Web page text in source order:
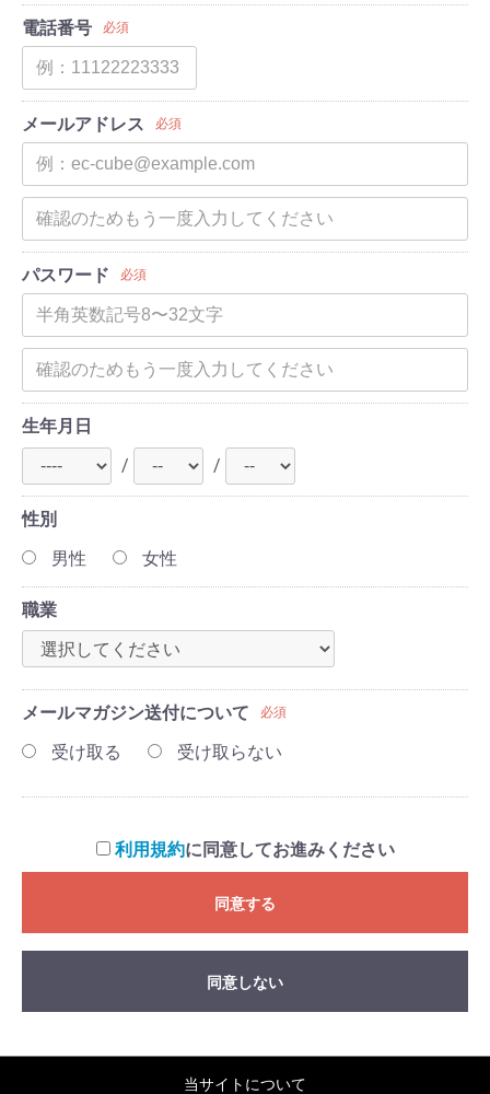
電話番号 必須
メールアドレス 必須
パスワード 必須
生年月日
/
/
性別
男性
女性
職業
メールマガジン送付について 必須
受け取る 受け取らない
利用規約に同意してお進みください
同意する
同意しない
当サイトについて